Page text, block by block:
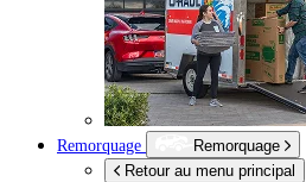
Remorquage
Remorquage
Retour au menu principal